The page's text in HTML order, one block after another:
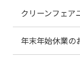
クリーンフェア
年末年始休業の